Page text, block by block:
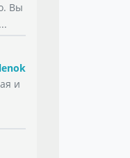
Вы
lenok
и